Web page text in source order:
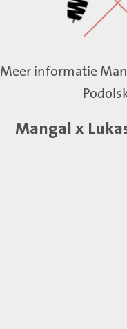
Meer informatie
Mangal x